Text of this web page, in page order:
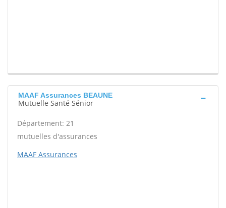
MAAF Assurances BEAUNE
Mutuelle Santé Sénior
Département: 21
mutuelles d'assurances
MAAF Assurances